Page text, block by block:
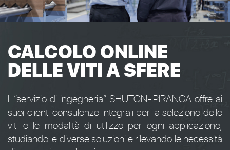
CALCOLO ONLINE
DELLE VITI A SFERE
Il “servizio di ingegneria” SHUTON-IPIRANGA offre ai
suoi clienti consulenze integrali per la selezione delle
viti e le modalità di utilizzo per ogni applicazione,
studiando le diverse soluzioni e rilevando le necessità